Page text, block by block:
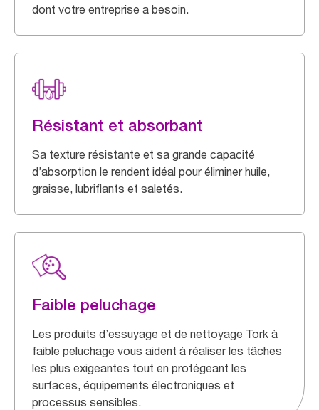
dont votre entreprise a besoin.
Résistant et absorbant
Sa texture résistante et sa grande capacité
d’absorption le rendent idéal pour éliminer huile,
graisse, lubrifiants et saletés.
Faible peluchage
Les produits d’essuyage et de nettoyage Tork à
faible peluchage vous aident à réaliser les tâches
les plus exigeantes tout en protégeant les
surfaces, équipements électroniques et
processus sensibles.